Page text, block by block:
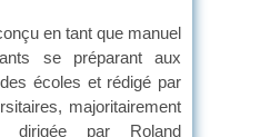
en tant que manuel
se préparant aux
écoles et rédigé par
majoritairement
dirigée par Roland